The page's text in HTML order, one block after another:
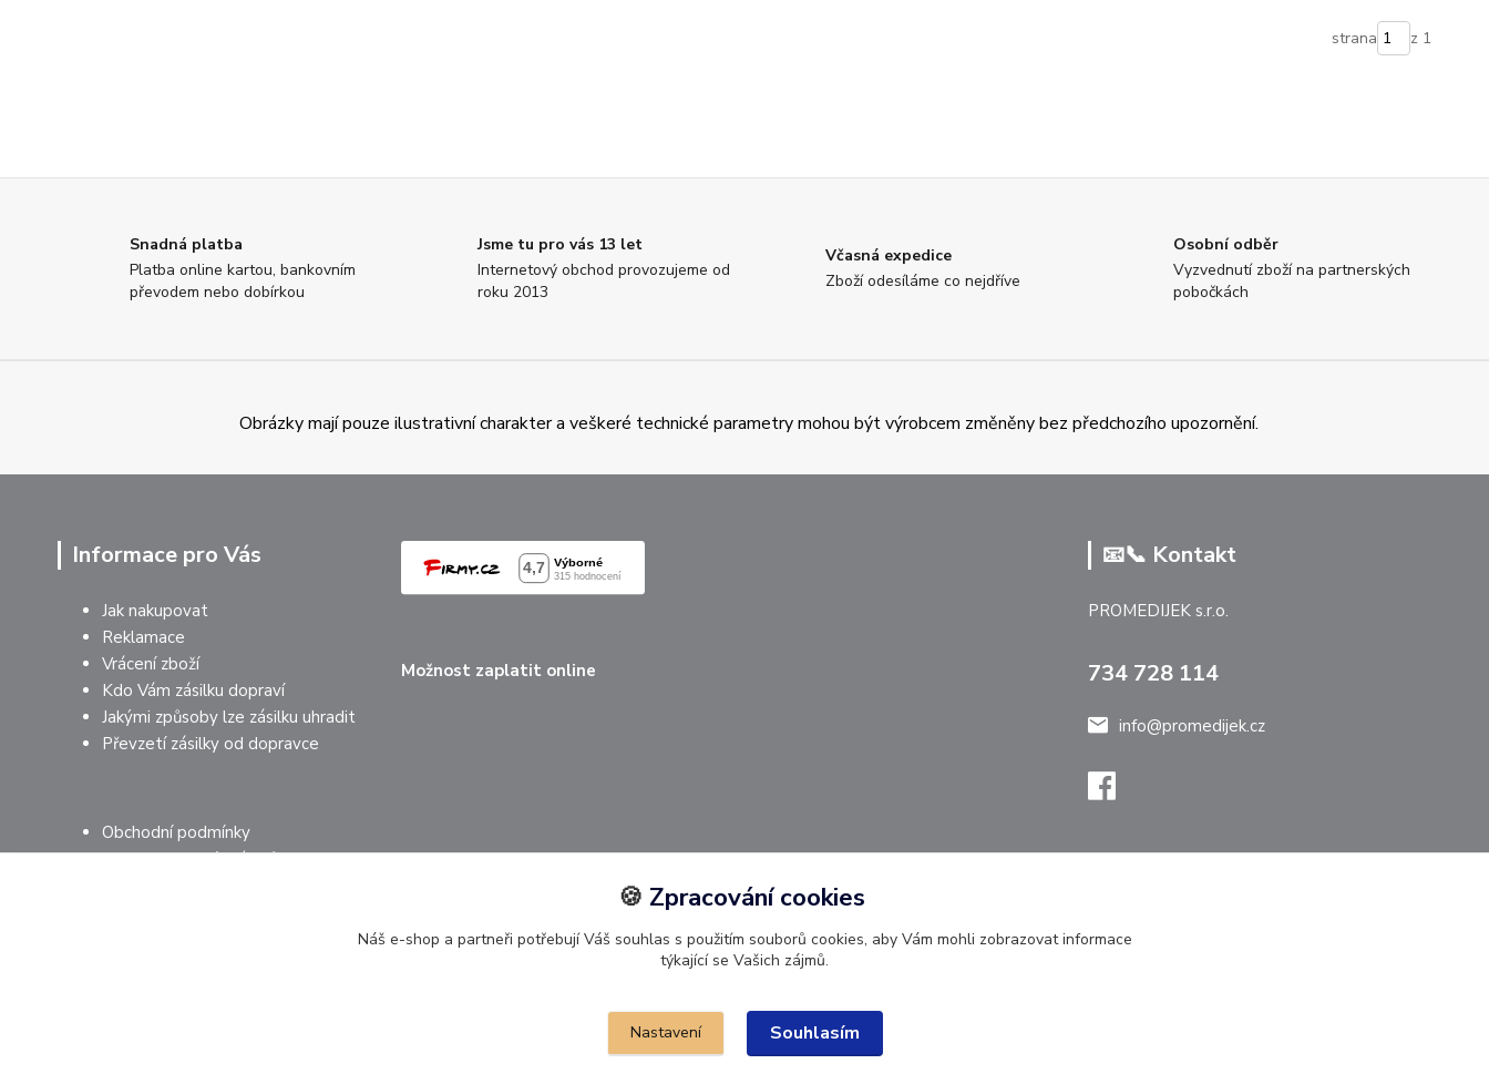
strana z 1
Snadná platba
Platba online kartou, bankovním
převodem nebo dobírkou
Jsme tu pro vás 13 let
Internetový obchod provozujeme od
roku 2013
Včasná expedice
Zboží odesíláme co nejdříve
Osobní odběr
Vyzvednutí zboží na partnerských
pobočkách
Obrázky mají pouze ilustrativní charakter a veškeré technické parametry mohou být výrobcem změněny bez předchozího upozornění.
Informace pro Vás
Jak nakupovat
Reklamace
Vrácení zboží
Kdo Vám zásilku dopraví
Jakými způsoby lze zásilku uhradit
Převzetí zásilky od dopravce
Obchodní podmínky
Ochrana osobních údajů
Možnost zaplatit online
📧📞 Kontakt
PROMEDIJEK s.r.o.
734 728 114
info@promedijek.cz
Upravit sběr cookies 🍪.
🍪 Zpracování cookies
Náš e-shop a partneři potřebují Váš souhlas s použitím souborů cookies, aby Vám mohli zobrazovat informace
týkající se Vašich zájmů.
Nastavení Souhlasím